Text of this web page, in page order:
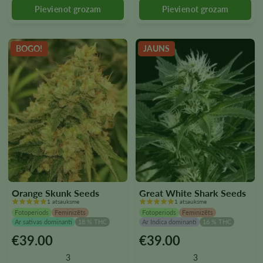
produkta
lapā
produkta
lapā
BOGO!
Orange Skunk Seeds
1 atsauksme
Fotoperiods
Feminizēts
Ar sativas dominanti
18 % THC
€39.00
3
Šim
JAUNS
Great White Shark Seeds
1 atsauksme
Fotoperiods
Feminizēts
Ar Indica dominanti
16 % THC
€39.00
3
Šim